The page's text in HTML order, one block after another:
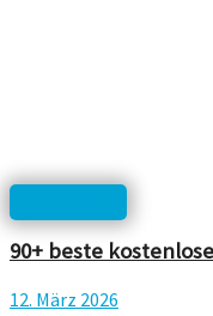
90+ beste
12. März 2026